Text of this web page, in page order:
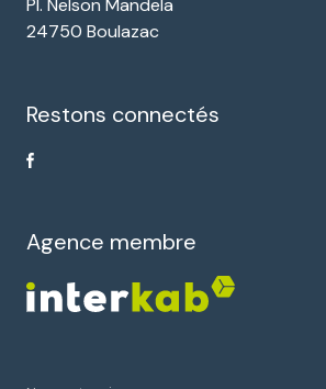
Pl. Nelson Mandela
24750 Boulazac
Restons connectés
Agence membre